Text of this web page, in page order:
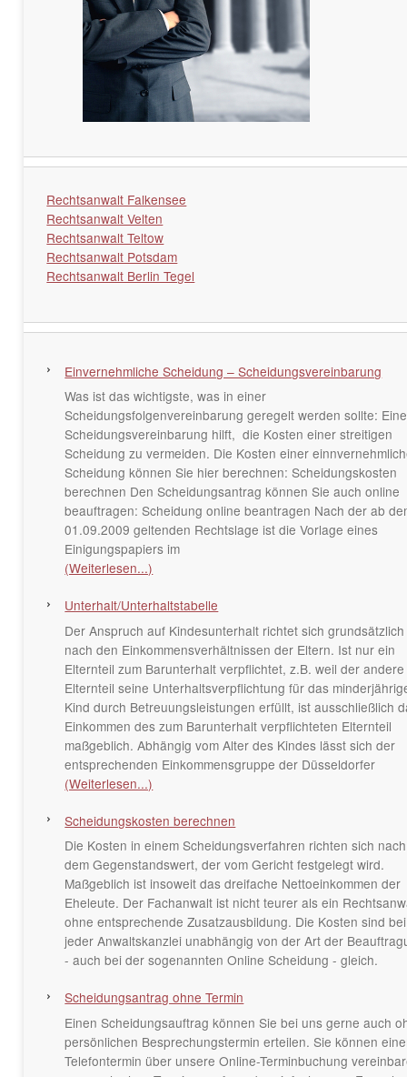
Rechtsanwalt Falkensee
Rechtsanwalt Velten
Rechtsanwalt Teltow
Rechtsanwalt Potsdam
Rechtsanwalt Berlin Tegel
Einvernehmliche Scheidung – Scheidungsvereinbarung
Was ist das wichtigste, was in einer
Scheidungsfolgenvereinbarung geregelt werden sollte: Eine
Scheidungsvereinbarung hilft, die Kosten einer streitigen
Scheidung zu vermeiden. Die Kosten einer
Scheidung können Sie hier berechnen: Scheidungskosten
berechnen Den Scheidungsantrag können Sie auch online
beauftragen: Scheidung online beantragen Nach der ab
01.09.2009 geltenden Rechtslage ist die Vorlage eines
Einigungspapiers im
(Weiterlesen...)
Unterhalt/Unterhaltstabelle
Der Anspruch auf Kindesunterhalt richtet sich grundsätzlich
nach den Einkommensverhältnissen der Eltern. Ist nur ein
Elternteil zum Barunterhalt verpflichtet, z.B. weil der andere
Elternteil seine Unterhaltsverpflichtung für das
Kind durch Betreuungsleistungen erfüllt, ist ausschließlich
Einkommen des zum Barunterhalt verpflichteten Elternteil
maßgeblich. Abhängig vom Alter des Kindes lässt sich der
entsprechenden Einkommensgruppe der Düsseldorfer
(Weiterlesen...)
Scheidungskosten berechnen
Die Kosten in einem Scheidungsverfahren richten sich nach
dem Gegenstandswert, der vom Gericht festgelegt wird.
Maßgeblich ist insoweit das dreifache Nettoeinkommen der
Eheleute. Der Fachanwalt ist nicht teurer als ein
ohne entsprechende Zusatzausbildung. Die Kosten sind bei
jeder Anwaltskanzlei unabhängig von der Art der
- auch bei der sogenannten Online Scheidung - gleich.
Scheidungsantrag ohne Termin
Einen Scheidungsauftrag können Sie bei uns gerne auch
persönlichen Besprechungstermin erteilen. Sie können
Telefontermin über unsere Online-Terminbuchung